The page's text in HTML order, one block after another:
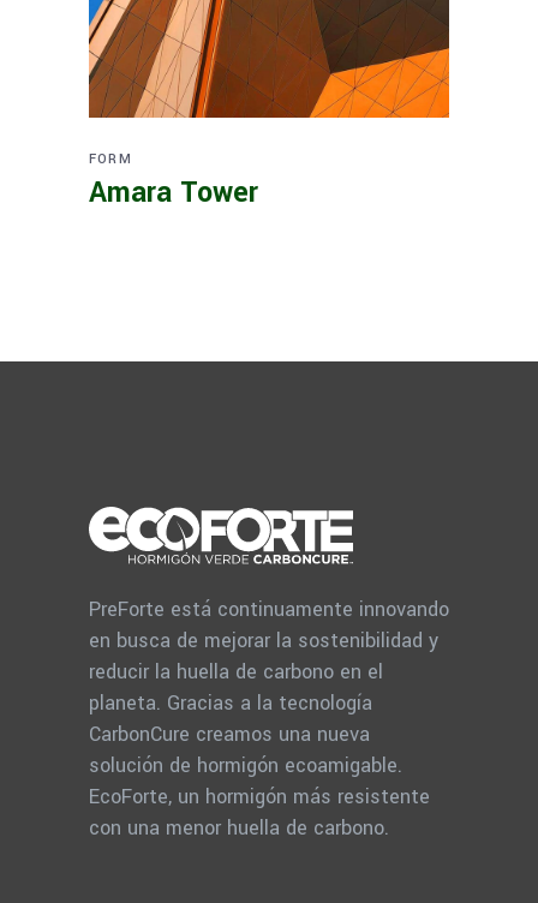
FORM
Amara Tower
PreForte está continuamente innovando
en busca de mejorar la sostenibilidad y
reducir la huella de carbono en el
planeta. Gracias a la tecnología
CarbonCure creamos una nueva
solución de hormigón ecoamigable.
EcoForte, un hormigón más resistente
con una menor huella de carbono.